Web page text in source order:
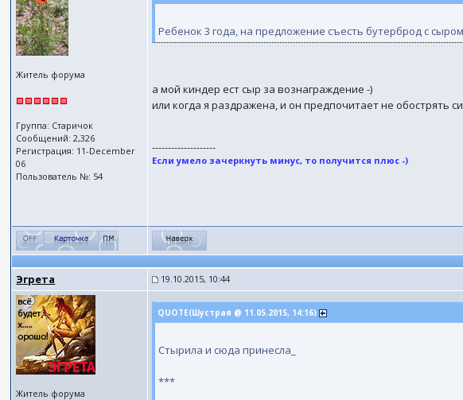
Житель форума
Группа: Старичок
Сообщений: 2,326
Регистрация: 11-December
06
Пользователь №: 54
Ребенок 3 года, на предложение съесть бутерброд с
а мой киндер ест сыр за вознаграждение -)
или когда я раздражена, и он предпочитает не обострять
--------------------
Если умело зачеркнуть минус, то получится плюс -)
Эгрета 19.10.2015, 10:44
Житель форума
QUOTE(Шустрая @ 11.05.2015, 14:16)
Стырила и сюда принесла_
***